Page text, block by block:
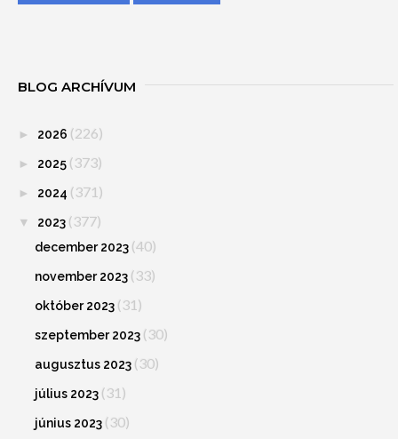
BLOG ARCHÍVUM
► 2026 (226)
► 2025 (373)
► 2024 (371)
▼ 2023 (377)
december 2023 (40)
november 2023 (33)
október 2023 (31)
szeptember 2023 (30)
augusztus 2023 (30)
július 2023 (31)
június 2023 (30)